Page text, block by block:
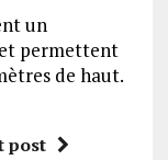
un
permettent
de haut.
post